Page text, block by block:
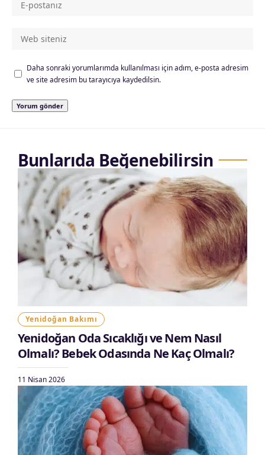
Daha sonraki yorumlarımda kullanılması için adım, e-posta adresim
ve site adresim bu tarayıcıya kaydedilsin.
Bunlarıda Beğenebilirsin
Yenidoğan Bakımı
Yenidoğan Oda Sıcaklığı ve Nem Nasıl
Olmalı? Bebek Odasında Ne Kaç Olmalı?
11 Nisan 2026